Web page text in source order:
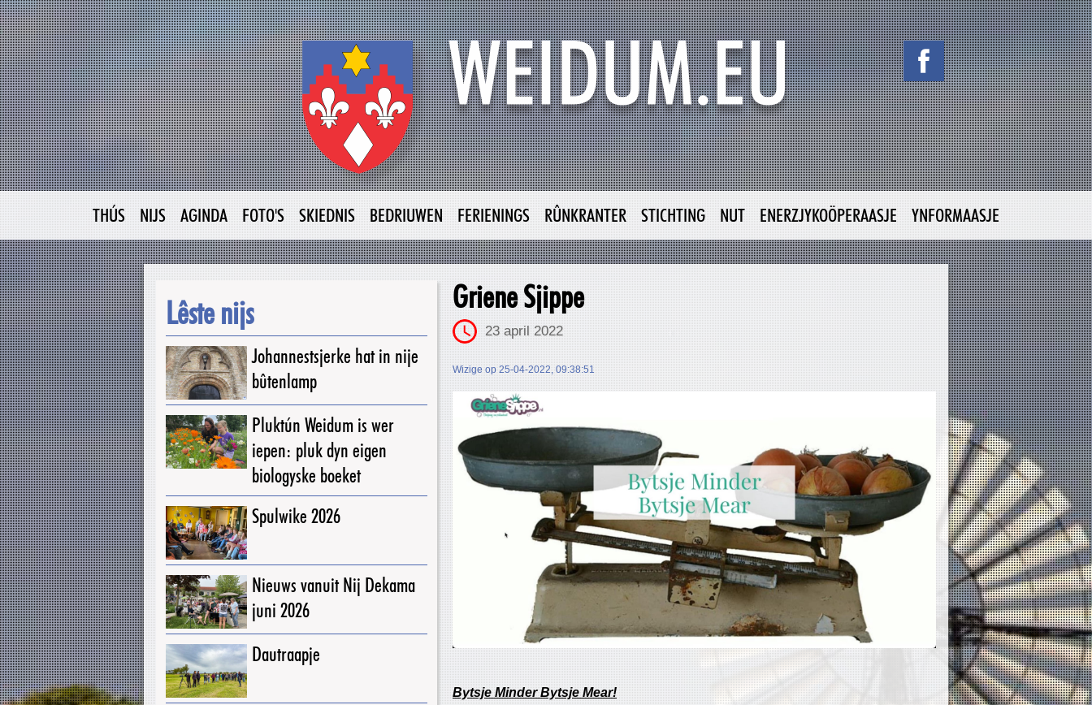
THÚS NIJS AGINDA FOTO'S SKIEDNIS BEDRIUWEN FERIENINGS RÛNKRANTER STICHTING NUT ENERZJYKOÖPERAASJE YNFORMAASJE
Lêste nijs
Johannestsjerke hat in nije
bûtenlamp
Pluktún Weidum is wer
iepen: pluk dyn eigen
biologyske boeket
Spulwike 2026
Nieuws vanuit Nij Dekama
juni 2026
Dautraapje
Griene Sjippe
23 april 2022
Wizige op 25-04-2022, 09:38:51
Bytsje Minder Bytsje Mear!